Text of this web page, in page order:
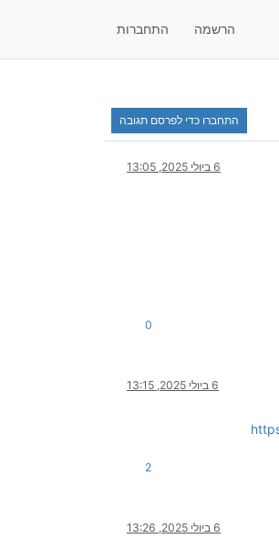
הרשמה התחברות
התחברו כדי לפרסם תגובה
6 ביולי 2025, 13:05
0
6 ביולי 2025, 13:15
2
6 ביולי 2025, 13:26